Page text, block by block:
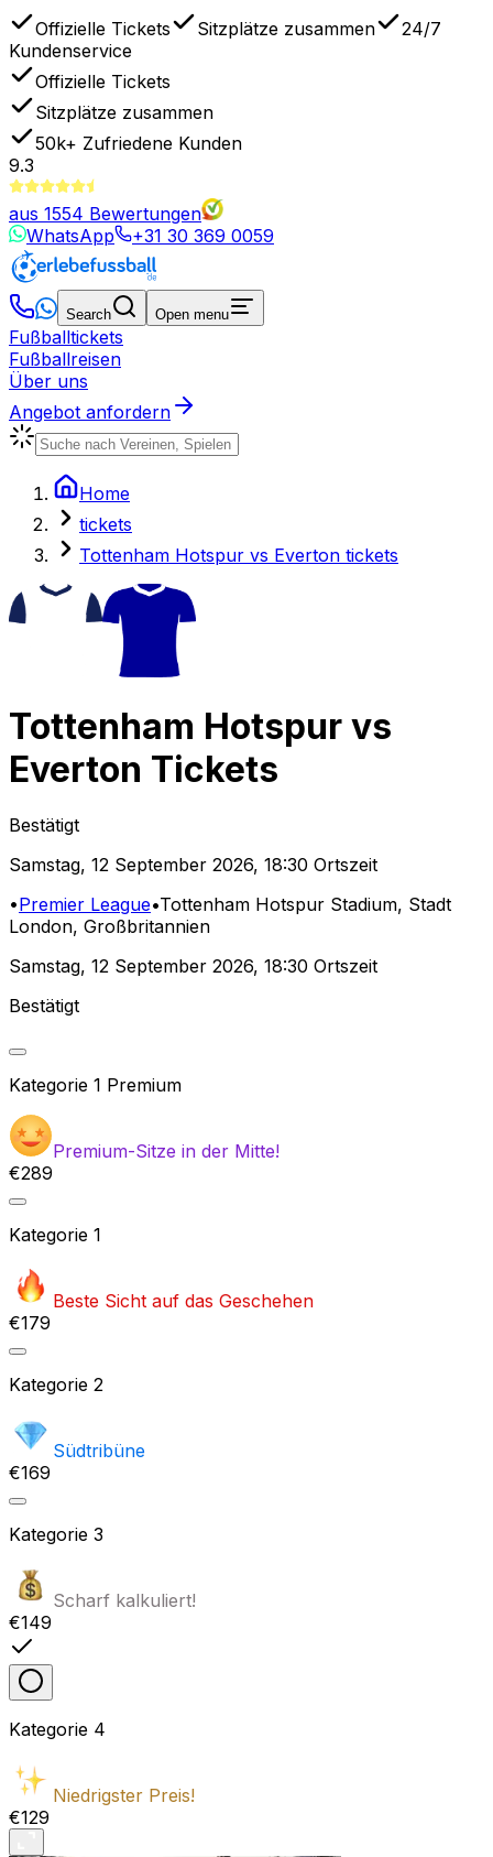
Offizielle Tickets Sitzplätze zusammen
24/7
Kundenservice
Offizielle Tickets
Sitzplätze zusammen
50k+ Zufriedene Kunden
9.3
aus 1554 Bewertungen
WhatsApp
+31 30 369 0059
Search Open menu
Fußballtickets
Fußballreisen
Über uns
Angebot anfordern
Home
tickets
Tottenham Hotspur vs Everton tickets
Tottenham Hotspur vs
Everton Tickets
Bestätigt
Samstag, 12 September 2026, 18:30 Ortszeit
•Premier League•Tottenham Hotspur Stadium, Stadt
London, Großbritannien
Samstag, 12 September 2026, 18:30 Ortszeit
Bestätigt
Kategorie 1 Premium
Premium-Sitze in der Mitte!
€289
Kategorie 1
Beste Sicht auf das Geschehen
€179
Kategorie 2
Südtribüne
€169
Kategorie 3
Scharf kalkuliert!
€149
Kategorie 4
Niedrigster Preis!
€129